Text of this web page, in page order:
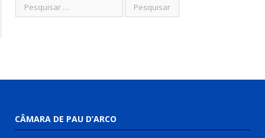
CÂMARA DE PAU D’ARCO